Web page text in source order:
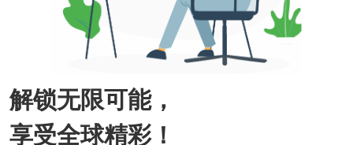
解锁无限可能，
享受全球精彩！